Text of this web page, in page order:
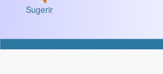
Sugerir